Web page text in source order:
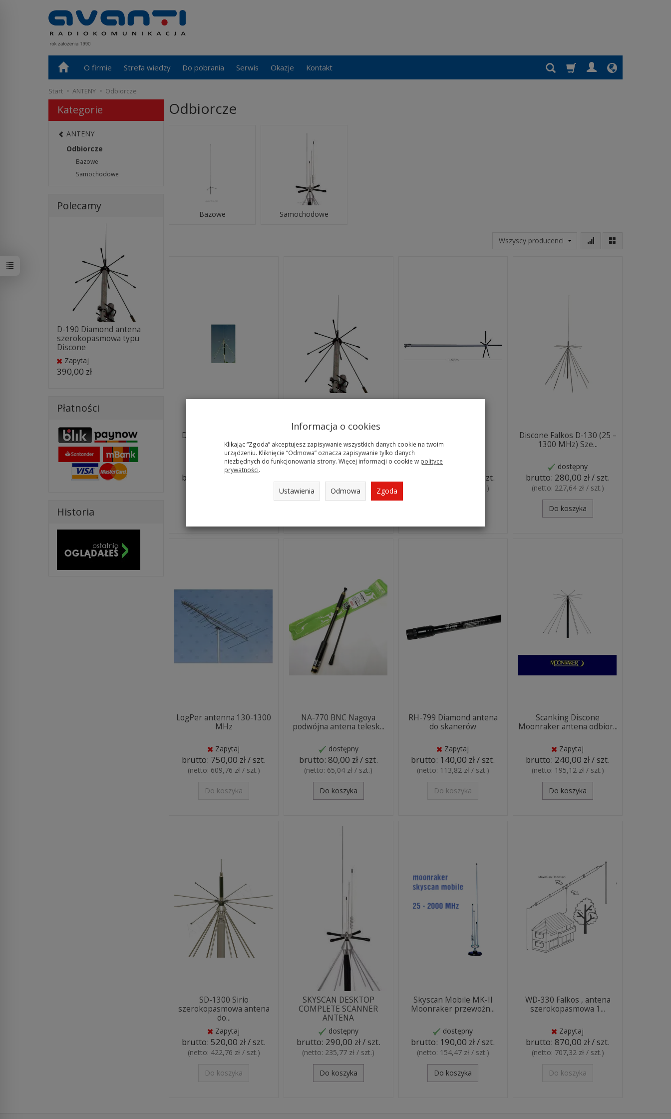
O firmie Strefa wiedzy Do pobrania Serwis Okazje Kontakt
Start ANTENY Odbiorcze
Odbiorcze
Bazowe Samochodowe
D-130 Diamond antena
odbiorcza 25 - 1300...
Zapytaj
brutto: 525,00 zł / szt.
szerokopasmowa typ...
Zapytaj
(netto: 317,07 zł / szt.
820,00 zł / szt.
666,67 zł / szt.)
Discone Falkos D-130 (25 –
1300 MHz) Sze...
dostępny
brutto: 280,00 zł / szt.
(netto: 227,64 zł / szt.)
Do koszyka
LogPer antenna 130-1300
MHz
Zapytaj
brutto: 750,00 zł / szt.
(netto: 609,76 zł / szt.)
Do koszyka
NA-770 BNC Nagoya
podwójna antena telesk...
dostępny
brutto: 80,00 zł / szt.
(netto: 65,04 zł / szt.)
Do koszyka
RH-799 Diamond antena
do skanerów
Zapytaj
brutto: 140,00 zł / szt.
(netto: 113,82 zł / szt.)
Do koszyka
Scanking Discone
Moonraker antena odbior...
Zapytaj
brutto: 240,00 zł / szt.
(netto: 195,12 zł / szt.)
Do koszyka
SD-1300 Sirio
szerokopasmowa antena
do...
Zapytaj
brutto:520,00 zł / szt.
(netto: 422,76 zł / szt.)
Do koszyka
SKYSCAN DESKTOP
COMPLETE SCANNER
ANTENA
dostępny
brutto: 290,00 zł / szt.
(netto: 235,77 zł / szt.)
Do koszyka
Skyscan Mobile MK-II
Moonraker przewoźn...
dostępny
brutto: 190,00 zł / szt.
(netto: 154,47 zł / szt.)
Do koszyka
WD-330 Falkos , antena
szerokopasmowa 1...
Zapytaj
brutto:870,00 zł / szt.
(netto: 707,32 zł / szt.)
Do koszyka
Kategorie
ANTENY
Odbiorcze
Bazowe
Samochodowe
Polecamy
D-190 Diamond antena
szerokopasmowa typu
Discone
Zapytaj
390,00 zł
Płatności
Historia
Informacja o cookies
Klikając “Zgoda” akceptujesz zapisywanie wszystkich danych cookie na twoim
urządzeniu. Kliknięcie “Odmowa” oznacza zapisywanie tylko danych
niezbędnych do funkcjonowania strony. Więcej informacji o cookie w polityce
prywatności.
Ustawienia Odmowa Zgoda